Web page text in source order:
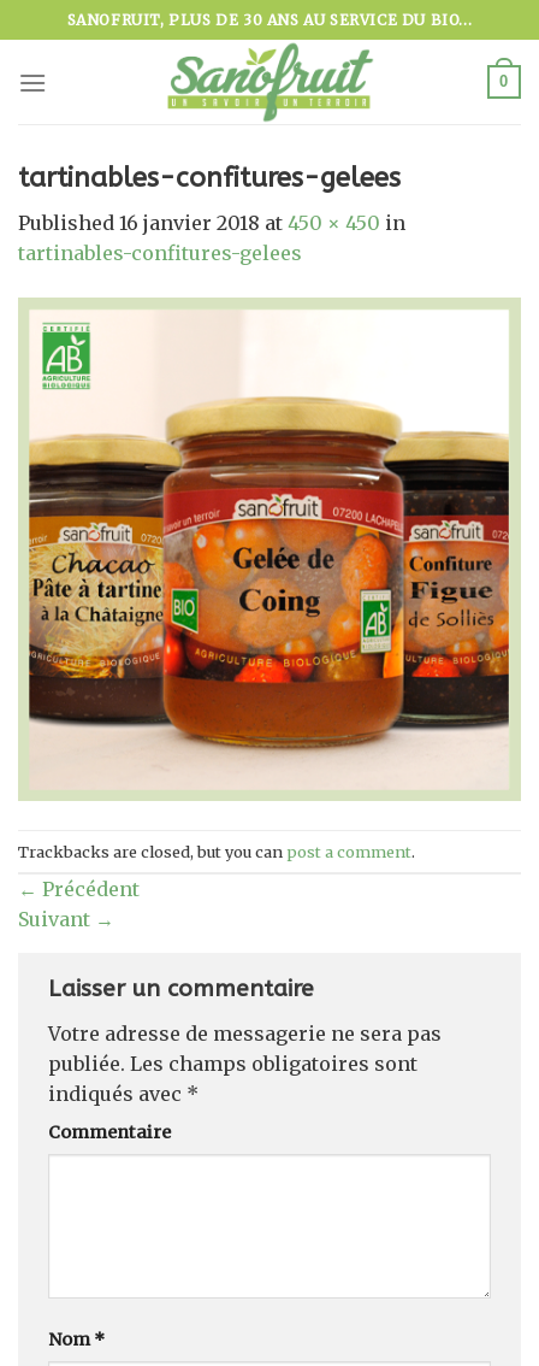
to
content
SANOFRUIT, PLUS DE 30 ANS AU SERVICE DU BIO...
0
tartinables-confitures-gelees
Published 16 janvier 2018 at 450 × 450 in
tartinables-confitures-gelees
Trackbacks are closed, but you can post a comment.
← Précédent
Suivant →
Laisser un commentaire
Votre adresse de messagerie ne sera pas
publiée. Les champs obligatoires sont
indiqués avec *
Commentaire
Nom*